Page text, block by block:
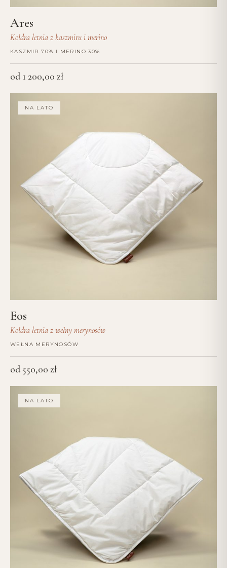
Ares
Kołdra letnia z kaszmiru i merino
KASZMIR 70% I MERINO 30%
od 1 200,00 zł
NA LATO
Eos
Kołdra letnia z wełny merynosów
WEŁNA MERYNOSÓW
od 550,00 zł
NA LATO